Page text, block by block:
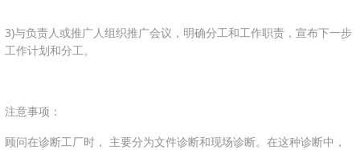
3)与负责人或推广人组织推广会议，明确分工和工作职责，宣布下一步
工作计划和分工。
注意事项：
顾问在诊断工厂时， 主要分为文件诊断和现场诊断。在这种诊断中，